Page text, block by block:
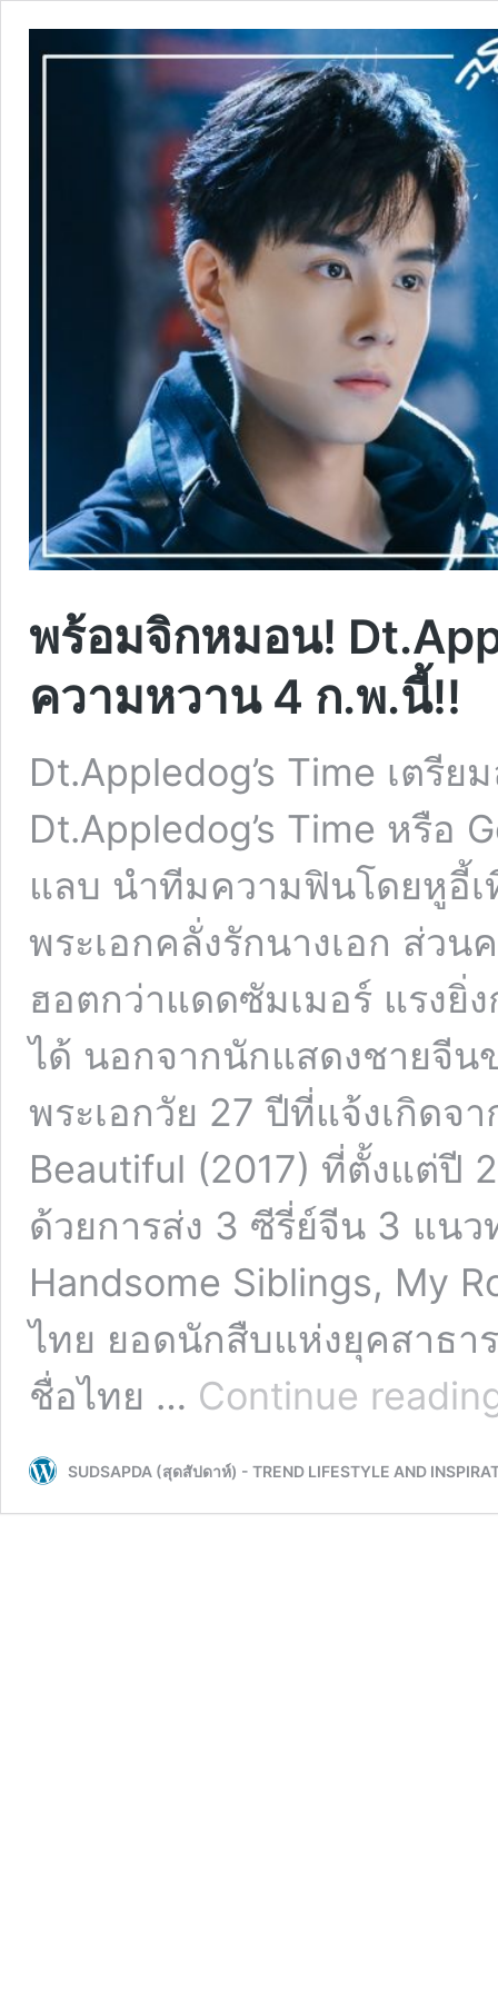
พร้อมจิกหมอน!
ความหวาน 4 ก.พ.นี้!!
Dt.Appledog’s Time เตรี
Dt.Appledog’s Time หรือ
แลบ นำทีมความฟินโดยหูอี้
พระเอกคลั่งรักนางเอก ส่ว
ฮอตกว่าแดดซัมเมอร์ แรงยิ่
ได้ นอกจากนักแสดงชายจีน
พระเอกวัย 27 ปีที่แจ้งเกิดจ
Beautiful (2017) ที่ตั้งแต่ปี
ด้วยการส่ง 3 ซีรี่ย์จีน 3 แน
Handsome Siblings, My
ไทย ยอดนักสืบแห่งยุคสาธา
ชื่อไทย … Continue
SUDSAPDA (สุดสัปดาห์) - TREND LIFESTYLE AND